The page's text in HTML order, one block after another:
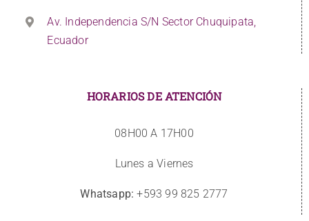
Av. Independencia S/N Sector Chuquipata,
Ecuador
HORARIOS DE ATENCIÓN
08H00 A 17H00
Lunes a Viernes
Whatsapp: +593 99 825 2777